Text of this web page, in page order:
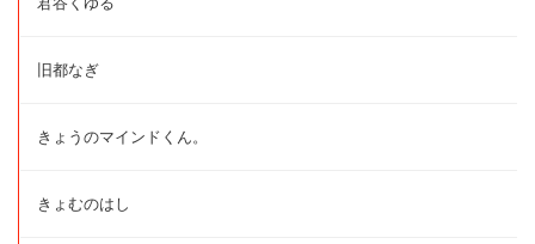
旧都なぎ
きょうのマインドくん。
きょむのはし